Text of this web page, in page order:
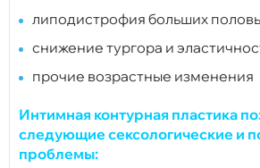
липодистрофия больших
снижение тургора и
прочие возрастные изменения
Интимная контурная пластика
следующие сексологические и
проблемы: